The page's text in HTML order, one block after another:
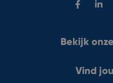
Bekijk
Vind